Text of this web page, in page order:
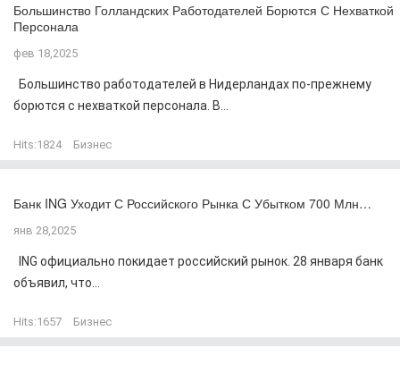
Большинство Голландских Работодателей Борются С Нехваткой
Персонала
фев 18,2025
Большинство работодателей в Нидерландах по-прежнему
борются с нехваткой персонала. В...
Hits:1824 Бизнес
Банк ING Уходит С Российского Рынка С Убытком 700 Млн…
янв 28,2025
ING официально покидает российский рынок. 28 января банк
объявил, что...
Hits:1657 Бизнес